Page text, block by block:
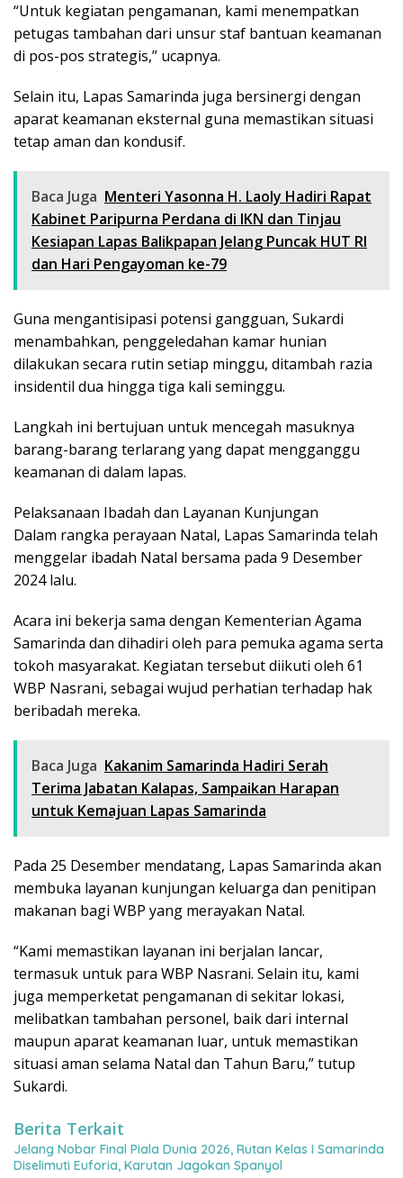
“Untuk kegiatan pengamanan, kami menempatkan
petugas tambahan dari unsur staf bantuan keamanan
di pos-pos strategis,” ucapnya.
Selain itu, Lapas Samarinda juga bersinergi dengan
aparat keamanan eksternal guna memastikan situasi
tetap aman dan kondusif.
Baca Juga Menteri Yasonna H. Laoly Hadiri Rapat
Kabinet Paripurna Perdana di IKN dan Tinjau
Kesiapan Lapas Balikpapan Jelang Puncak HUT RI
dan Hari Pengayoman ke-79
Guna mengantisipasi potensi gangguan, Sukardi
menambahkan, penggeledahan kamar hunian
dilakukan secara rutin setiap minggu, ditambah razia
insidentil dua hingga tiga kali seminggu.
Langkah ini bertujuan untuk mencegah masuknya
barang-barang terlarang yang dapat mengganggu
keamanan di dalam lapas.
Pelaksanaan Ibadah dan Layanan Kunjungan
Dalam rangka perayaan Natal, Lapas Samarinda telah
menggelar ibadah Natal bersama pada 9 Desember
2024 lalu.
Acara ini bekerja sama dengan Kementerian Agama
Samarinda dan dihadiri oleh para pemuka agama serta
tokoh masyarakat. Kegiatan tersebut diikuti oleh 61
WBP Nasrani, sebagai wujud perhatian terhadap hak
beribadah mereka.
Baca Juga Kakanim Samarinda Hadiri Serah
Terima Jabatan Kalapas, Sampaikan Harapan
untuk Kemajuan Lapas Samarinda
Pada 25 Desember mendatang, Lapas Samarinda akan
membuka layanan kunjungan keluarga dan penitipan
makanan bagi WBP yang merayakan Natal.
“Kami memastikan layanan ini berjalan lancar,
termasuk untuk para WBP Nasrani. Selain itu, kami
juga memperketat pengamanan di sekitar lokasi,
melibatkan tambahan personel, baik dari internal
maupun aparat keamanan luar, untuk memastikan
situasi aman selama Natal dan Tahun Baru,” tutup
Sukardi.
Berita Terkait
Jelang Nobar Final Piala Dunia 2026, Rutan Kelas I Samarinda
Diselimuti Euforia, Karutan Jagokan Spanyol